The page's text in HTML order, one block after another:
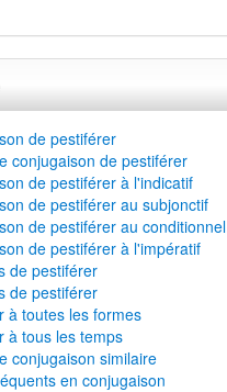
de pestiférer
conjugaison de pestiférer
de pestiférer à l'indicatif
de pestiférer au subjonctif
de pestiférer au conditionnel
de pestiférer à l'impératif
de pestiférer
de pestiférer
à toutes les formes
à tous les temps
conjugaison similaire
en conjugaison